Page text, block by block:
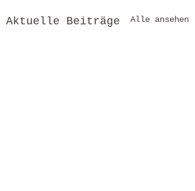
Aktuelle Beiträge Alle ansehen